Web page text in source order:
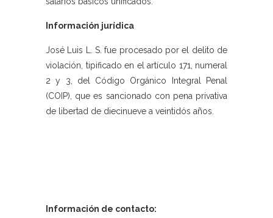
Información jurídica
José Luis L. S. fue procesado por el delito de
violación, tipificado en el artículo 171, numeral
2 y 3, del Código Orgánico Integral Penal
(COIP), que es sancionado con pena privativa
de libertad de diecinueve a veintidós años.
Información de contacto: